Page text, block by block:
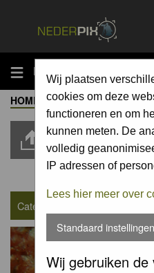
MENU
Wij plaatsen
cookies om deze
functioneren en om
kunnen meten. De
volledig
IP adressen of
Lees hier meer over
Standaard instellingen
Wij gebruiken de
HOME -ALBUM-OVERIGE
Upload Pic
Category : Overige dieren /